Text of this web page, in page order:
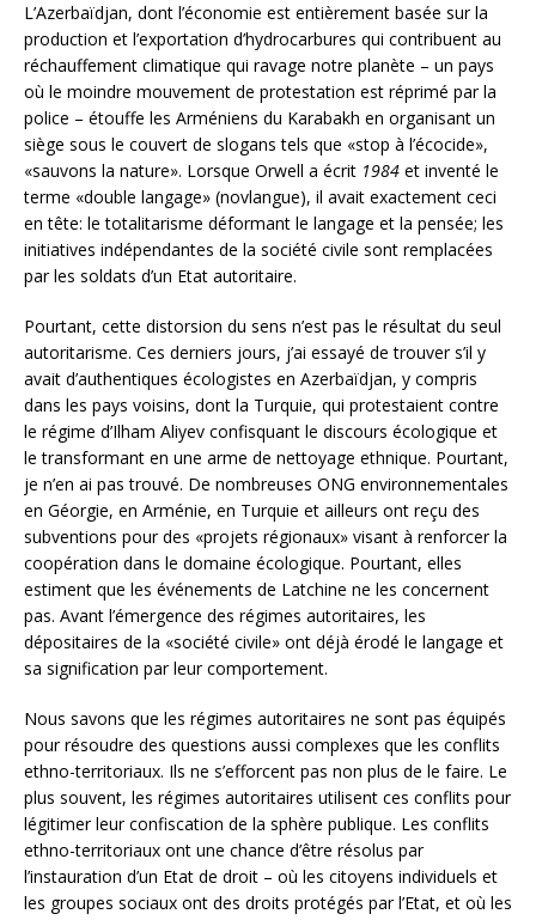
L’Azerbaïdjan, dont l’économie est entièrement basée sur la
production et l’exportation d’hydrocarbures qui contribuent au
réchauffement climatique qui ravage notre planète – un pays
où le moindre mouvement de protestation est réprimé par la
police – étouffe les Arméniens du Karabakh en organisant un
siège sous le couvert de slogans tels que «stop à l’écocide»,
«sauvons la nature». Lorsque Orwell a écrit 1984 et inventé le
terme «double langage» (novlangue), il avait exactement ceci
en tête: le totalitarisme déformant le langage et la pensée; les
initiatives indépendantes de la société civile sont remplacées
par les soldats d’un Etat autoritaire.
Pourtant, cette distorsion du sens n’est pas le résultat du seul
autoritarisme. Ces derniers jours, j’ai essayé de trouver s’il y
avait d’authentiques écologistes en Azerbaïdjan, y compris
dans les pays voisins, dont la Turquie, qui protestaient contre
le régime d’Ilham Aliyev confisquant le discours écologique et
le transformant en une arme de nettoyage ethnique. Pourtant,
je n’en ai pas trouvé. De nombreuses ONG environnementales
en Géorgie, en Arménie, en Turquie et ailleurs ont reçu des
subventions pour des «projets régionaux» visant à renforcer la
coopération dans le domaine écologique. Pourtant, elles
estiment que les événements de Latchine ne les concernent
pas. Avant l’émergence des régimes autoritaires, les
dépositaires de la «société civile» ont déjà érodé le langage et
sa signification par leur comportement.
Nous savons que les régimes autoritaires ne sont pas équipés
pour résoudre des questions aussi complexes que les conflits
ethno-territoriaux. Ils ne s’efforcent pas non plus de le faire. Le
plus souvent, les régimes autoritaires utilisent ces conflits pour
légitimer leur confiscation de la sphère publique. Les conflits
ethno-territoriaux ont une chance d’être résolus par
l’instauration d’un Etat de droit – où les citoyens individuels et
les groupes sociaux ont des droits protégés par l’Etat, et où les